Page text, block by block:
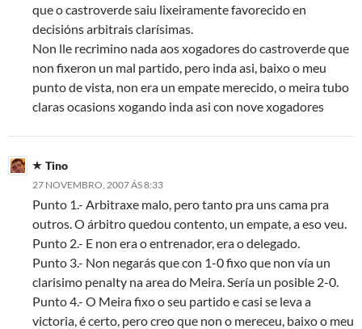
que o castroverde saiu lixeiramente favorecido en
decisións arbitrais clarísimas.
Non lle recrimino nada aos xogadores do castroverde que
non fixeron un mal partido, pero inda asi, baixo o meu
punto de vista, non era un empate merecido, o meira tubo
claras ocasions xogando inda asi con nove xogadores
Tino
27 NOVEMBRO, 2007 ÁS 8:33
Punto 1.- Arbitraxe malo, pero tanto pra uns cama pra
outros. O árbitro quedou contento, un empate, a eso veu.
Punto 2.- E non era o entrenador, era o delegado.
Punto 3.- Non negarás que con 1-0 fixo que non vía un
clarisimo penalty na area do Meira. Sería un posible 2-0.
Punto 4.- O Meira fixo o seu partido e casi se leva a
victoria, é certo, pero creo que non o mereceu, baixo o meu